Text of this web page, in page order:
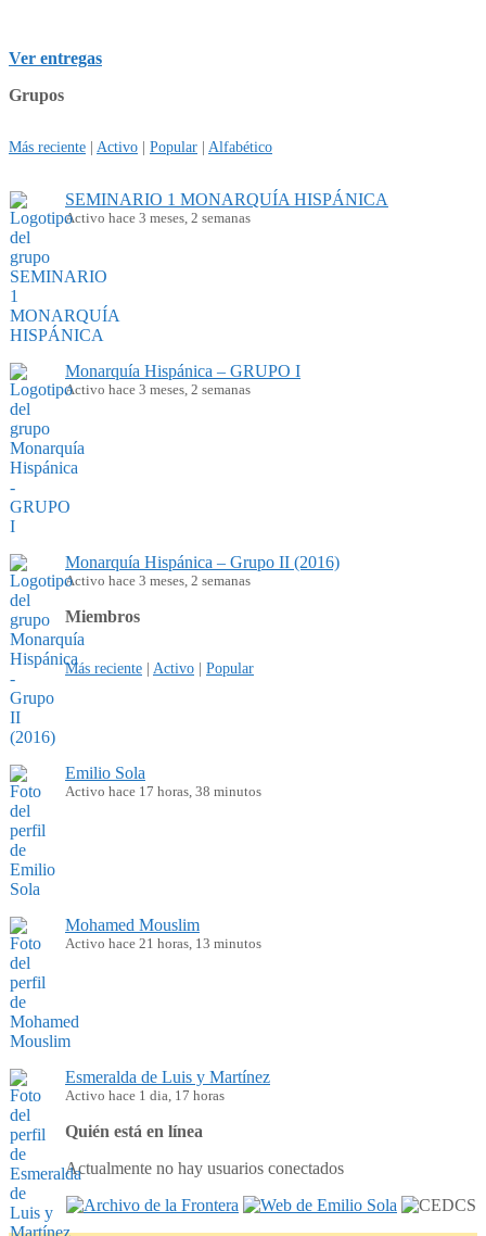
Ver entregas
Grupos
Más reciente | Activo | Popular | Alfabético
SEMINARIO 1 MONARQUÍA HISPÁNICA
Activo hace 3 meses, 2 semanas
Monarquía Hispánica – GRUPO I
Activo hace 3 meses, 2 semanas
Monarquía Hispánica – Grupo II (2016)
Activo hace 3 meses, 2 semanas
Miembros
Más reciente | Activo | Popular
Emilio Sola
Activo hace 17 horas, 38 minutos
Mohamed Mouslim
Activo hace 21 horas, 13 minutos
Esmeralda de Luis y Martínez
Activo hace 1 dia, 17 horas
Quién está en línea
Actualmente no hay usuarios conectados